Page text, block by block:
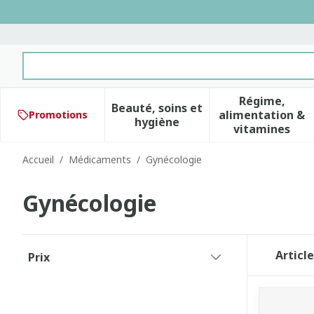
Promotions
Beauté, soins et
hygièneAfficher le sous-menu pour
Régime,
alimentation &
vitamines
Afficher
Accueil / Médicaments / Gynécologie
Gynécologie
Prix